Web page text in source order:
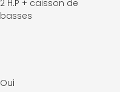
2 H.P + caisson de
basses
Oui